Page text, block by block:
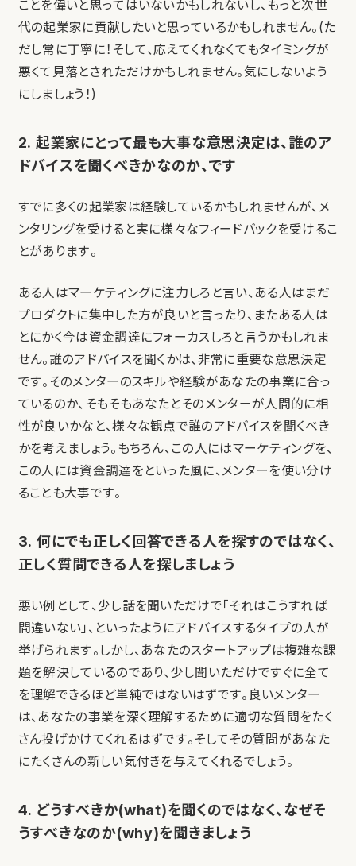
ことを偉いと思ってはいないかもしれないし、もっと次世
代の起業家に貢献したいと思っているかもしれません。(た
だし常に丁寧に！そして、応えてくれなくてもタイミングが
悪くて見落とされただけかもしれません。気にしないよう
にしましょう！)
2. 起業家にとって最も大事な意思決定は、誰のア
ドバイスを聞くべきかなのか、です
すでに多くの起業家は経験しているかもしれませんが、メ
ンタリングを受けると実に様々なフィードバックを受けるこ
とがあります。
ある人はマーケティングに注力しろと言い、ある人はまだ
プロダクトに集中した方が良いと言ったり、またある人は
とにかく今は資金調達にフォーカスしろと言うかもしれま
せん。誰のアドバイスを聞くかは、非常に重要な意思決定
です。そのメンターのスキルや経験があなたの事業に合っ
ているのか、そもそもあなたとそのメンターが人間的に相
性が良いかなと、様々な観点で誰のアドバイスを聞くべき
かを考えましょう。もちろん、この人にはマーケティングを、
この人には資金調達をといった風に、メンターを使い分け
ることも大事です。
3. 何にでも正しく回答できる人を探すのではなく、
正しく質問できる人を探しましょう
悪い例として、少し話を聞いただけで「それはこうすれば
間違いない」、といったようにアドバイスするタイプの人が
挙げられます。しかし、あなたのスタートアップは複雑な課
題を解決しているのであり、少し聞いただけですぐに全て
を理解できるほど単純ではないはずです。良いメンター
は、あなたの事業を深く理解するために適切な質問をたく
さん投げかけてくれるはずです。そしてその質問があなた
にたくさんの新しい気付きを与えてくれるでしょう。
4. どうすべきか(what)を聞くのではなく、なぜそ
うすべきなのか(why)を聞きましょう